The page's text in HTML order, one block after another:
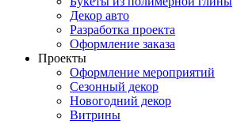
Декор авто
Разработка проекта
Оформление заказа
Проекты
Оформление мероприятий
Сезонный декор
Новогодний декор
Витрины